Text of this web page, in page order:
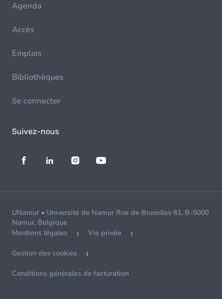
Agenda
Accès
Emplois
Bibliothèques
Se connecter
Suivez-nous
UNamur • Université de Namur Rue de Bruxelles 61, B-5000
Namur, Belgique
Mentions légales
Vie privée
Gestion des cookies
Conditions générales de facturation